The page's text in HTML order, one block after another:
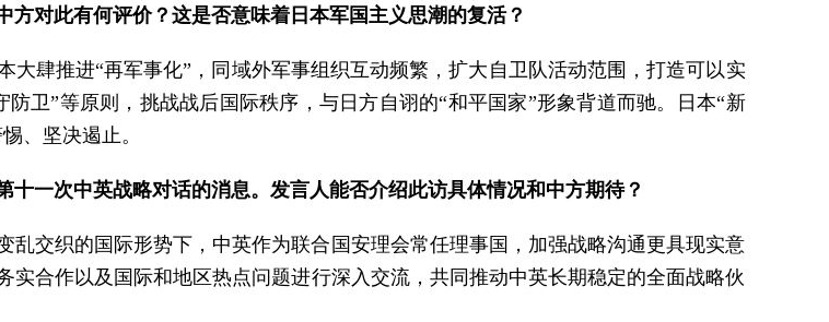
对此有何评价？这是否意味着日本军国主义思潮的复活？
肆推进“再军事化”，同域外军事组织互动频繁，扩大自卫队活动范围，打造可以实
卫”等原则，挑战战后国际秩序，与日方自诩的“和平国家”形象背道而驰。日本“新
、坚决遏止。
一次中英战略对话的消息。发言人能否介绍此访具体情况和中方期待？
交织的国际形势下，中英作为联合国安理会常任理事国，加强战略沟通更具现实意
合作以及国际和地区热点问题进行深入交流，共同推动中英长期稳定的全面战略伙